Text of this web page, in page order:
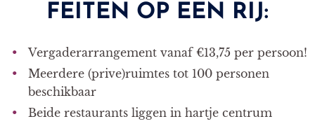
FEITEN OP EEN RIJ:
Vergaderarrangement vanaf €13,75 per persoon!
Meerdere (prive)ruimtes tot 100 personen
beschikbaar
Beide restaurants liggen in hartje centrum